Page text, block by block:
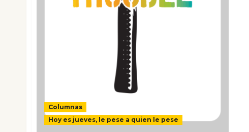
Columnas
Hoy es jueves, le pese a quien le pese